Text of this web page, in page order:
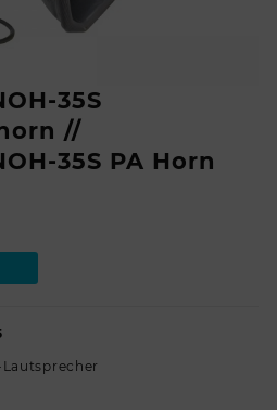
35S
//
35S PA Horn